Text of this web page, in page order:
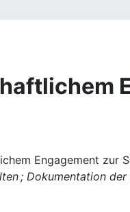
Engagement zur
; Dokumentation